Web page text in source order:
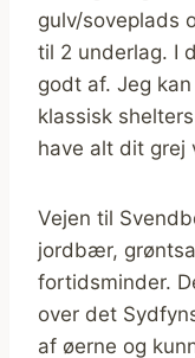
gulv/soveplads
til 2 underlag. I
godt af. Jeg
klassisk
have alt dit grej
Vejen til
jordbær,
fortidsminder.
over det
af øerne og